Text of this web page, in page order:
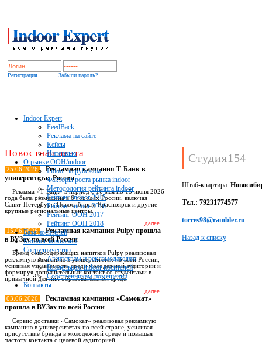
Регистрация Забыли пароль?
Indoor Expert
FeedBack
Реклама на сайте
Кейсы
Интервью
О рынке OOH/indoor
Indoor за рубежом
Факторы роста рынка indoor
Методология рейтинга indoor
Рейтинг indoor 2015
Рейтинг indoor 2016
Рейтинг OOH 2017
Рейтинг OOH 2018
База носителей
Каталог компаний
Сотрудничество
Агентствам и рекламодателям
Владельцам indoor носителей
Собственникам помещений
Контакты
Новостная лента
25.06.2026
Рекламная кампания Т-Банк в
университетах России
Реклама «Т-Банк» в период с 16 мая по 15 июня 2026
года была размещена в 6 городах России, включая
Санкт-Петербург, Новосибирск, Красноярск и другие
крупные региональные центры.
далее...
15.06.2026
Рекламная кампания Pulpy прошла
в ВУЗах по всей России
Бренд сокосодержащих напитков Pulpy реализовал
рекламную кампанию в университетах по всей России,
усиливая узнаваемость среди молодежной аудитории и
формируя дополнительный контакт со студентами в
привычной для них образовательной среде.
далее...
03.06.2026
Рекламная кампания «Самокат»
прошла в ВУЗах по всей России
Сервис доставки «Самокат» реализовал рекламную
кампанию в университетах по всей стране, усиливая
присутствие бренда в молодежной среде и повышая
частоту контакта с целевой аудиторией.
Студия154
Штаб-квартира:
Тел.: 79231774577
torres98@rambler.ru
Назад к списку